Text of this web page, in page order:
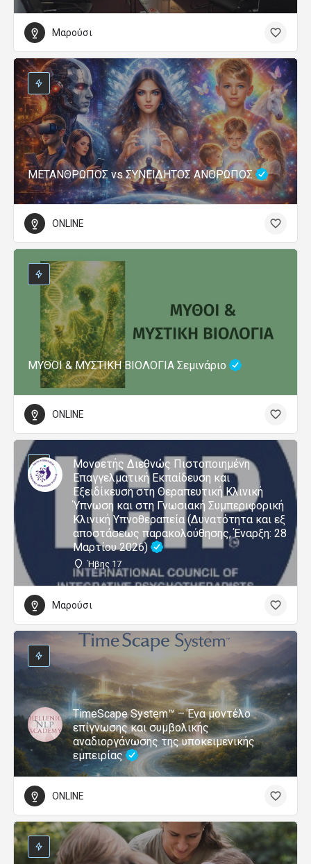
Μαρούσι
ΜΕΤΑΝΘΡΩΠΟΣ vs ΣΥΝΕΙΔΗΤΟΣ ΑΝΘΡΩΠΟΣ
ONLINE
ΜΥΘΟΙ & ΜΥΣΤΙΚΗ ΒΙΟΛΟΓΙΑ Σεμινάριο
ONLINE
Μονοετής Διεθνώς Πιστοποιημένη
Επαγγελματική Εκπαίδευση και
Εξειδίκευση στη Θεραπευτική Κλινική
Ύπνωση και στη Γνωσιακή Συμπεριφορική
Κλινική Υπνοθεραπεία (Δυνατότητα και εξ
αποστάσεως παρακολούθησης, Έναρξη: 28
Μαρτίου 2026)
Ήβης 17
Μαρούσι
TimeScape System™ – Ένα μοντέλο
επίγνωσης και συμβολικής
αναδιοργάνωσης της υποκειμενικής
εμπειρίας
ONLINE